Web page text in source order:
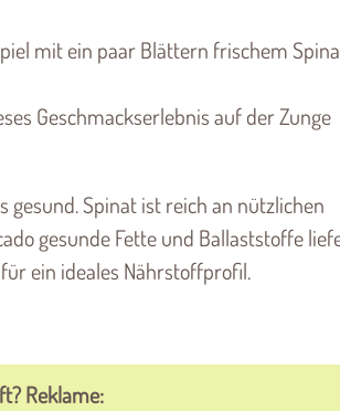
mit ein paar Blättern frischem
Geschmackserlebnis auf der Zunge
gesund. Spinat ist reich an nützlichen
gesunde Fette und Ballaststoffe
ein ideales Nährstoffprofil.
Reklame: